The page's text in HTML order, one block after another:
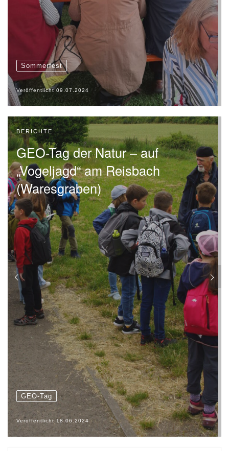
Sommerfest
Veröffentlicht09.07.2024
BERICHTE
GEO-Tag der Natur – auf
„Vogeljagd“ am Reisbach
(Waresgraben)
GEO-Tag
Veröffentlicht 18.06.2024